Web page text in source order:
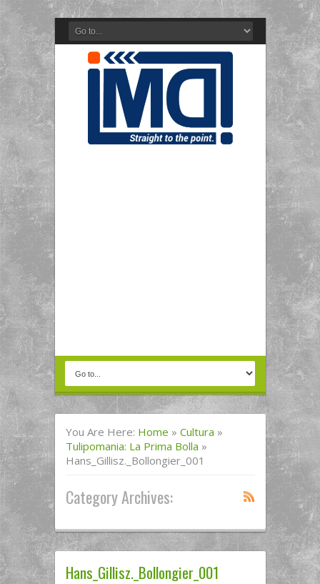
You Are Here: Home » Cultura »
Tulipomania: La Prima Bolla »
Hans_Gillisz._Bollongier_001
Category Archives:
Hans_Gillisz._Bollongier_001